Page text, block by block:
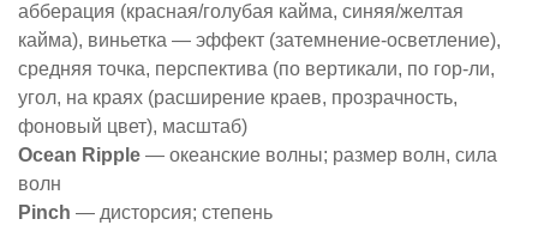
абберация (красная/голубая кайма, синяя/желтая
кайма), виньетка — эффект (затемнение-осветление),
средняя точка, перспектива (по вертикали, по гор-ли,
угол, на краях (расширение краев, прозрачность,
фоновый цвет), масштаб)
Ocean Ripple — океанские волны; размер волн, сила
волн
Pinch — дисторсия; степень